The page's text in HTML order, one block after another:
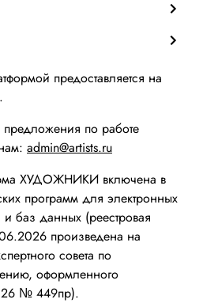
предоставляется на
по работе
admin@artists.ru
ХУДОЖНИКИ включена в
программ для электронных
баз данных (реестровая
произведена на
совета по
оформленного
№ 449пр).